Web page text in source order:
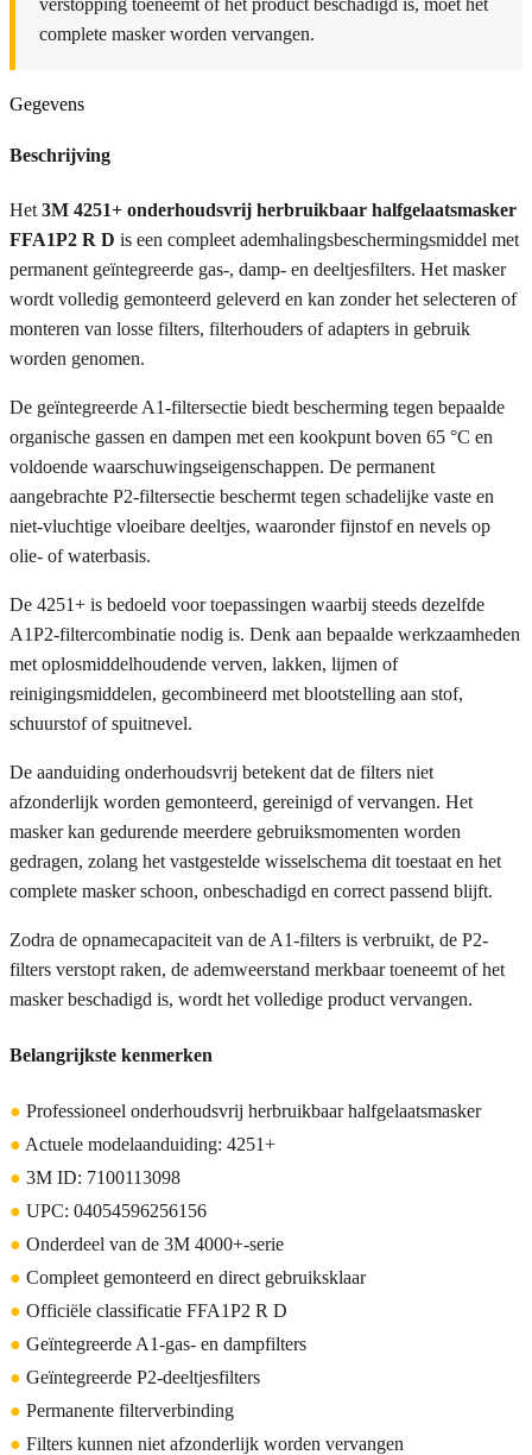
complete masker worden vervangen.
Gegevens
Beschrijving
Het 3M 4251+ onderhoudsvrij herbruikbaar halfgelaatsmasker
FFA1P2 R D is een compleet ademhalingsbeschermingsmiddel met
permanent geïntegreerde gas-, damp- en deeltjesfilters. Het masker
wordt volledig gemonteerd geleverd en kan zonder het selecteren of
monteren van losse filters, filterhouders of adapters in gebruik
worden genomen.
De geïntegreerde A1-filtersectie biedt bescherming tegen bepaalde
organische gassen en dampen met een kookpunt boven 65 °C en
voldoende waarschuwingseigenschappen. De permanent
aangebrachte P2-filtersectie beschermt tegen schadelijke vaste en
niet-vluchtige vloeibare deeltjes, waaronder fijnstof en nevels op
olie- of waterbasis.
De 4251+ is bedoeld voor toepassingen waarbij steeds dezelfde
A1P2-filtercombinatie nodig is. Denk aan bepaalde werkzaamheden
met oplosmiddelhoudende verven, lakken, lijmen of
reinigingsmiddelen, gecombineerd met blootstelling aan stof,
schuurstof of spuitnevel.
De aanduiding onderhoudsvrij betekent dat de filters niet
afzonderlijk worden gemonteerd, gereinigd of vervangen. Het
masker kan gedurende meerdere gebruiksmomenten worden
gedragen, zolang het vastgestelde wisselschema dit toestaat en het
complete masker schoon, onbeschadigd en correct passend blijft.
Zodra de opnamecapaciteit van de A1-filters is verbruikt, de P2-
filters verstopt raken, de ademweerstand merkbaar toeneemt of het
masker beschadigd is, wordt het volledige product vervangen.
Belangrijkste kenmerken
● Professioneel onderhoudsvrij herbruikbaar halfgelaatsmasker
● Actuele modelaanduiding: 4251+
● 3M ID: 7100113098
● UPC: 04054596256156
● Onderdeel van de 3M 4000+-serie
● Compleet gemonteerd en direct gebruiksklaar
● Officiële classificatie FFA1P2 R D
● Geïntegreerde A1-gas- en dampfilters
● Geïntegreerde P2-deeltjesfilters
● Permanente filterverbinding
● Filters kunnen niet afzonderlijk worden vervangen